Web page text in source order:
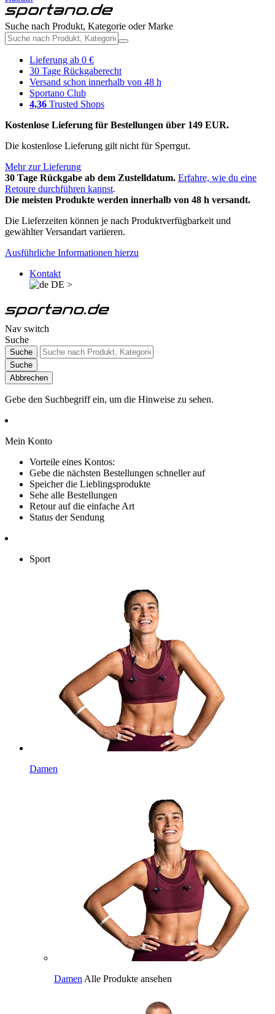
Suche nach Produkt, Kategorie oder Marke
Lieferung ab 0 €
30 Tage Rückgaberecht
Versand schon innerhalb von 48 h
Sportano Club
4,36 Trusted Shops
Kostenlose Lieferung für Bestellungen über 149 EUR.
Die kostenlose Lieferung gilt nicht für Sperrgut.
Mehr zur Lieferung
30 Tage Rückgabe ab dem Zustelldatum. Erfahre, wie du eine
Retoure durchführen kannst.
Die meisten Produkte werden innerhalb von 48 h versandt.
Die Lieferzeiten können je nach Produktverfügbarkeit und
gewählter Versandart variieren.
Ausführliche Informationen hierzu
Kontakt
DE >
Nav switch
Suche
Suche
Suche
Abbrechen
Gebe den Suchbegriff ein, um die Hinweise zu sehen.
Mein Konto
Vorteile eines Kontos:
Gebe die nächsten Bestellungen schneller auf
Speicher die Lieblingsprodukte
Sehe alle Bestellungen
Retour auf die einfache Art
Status der Sendung
Sport
Damen
Damen Alle Produkte ansehen